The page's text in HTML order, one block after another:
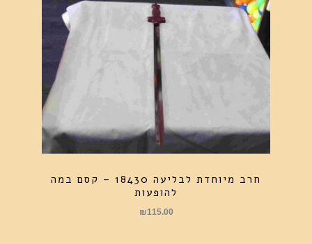
חרב מיוחדת לבליעה 18430 – קסם במה
להופעות
₪115.00